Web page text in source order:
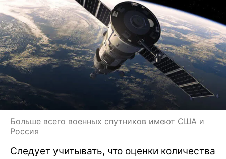
Больше всего военных спутников имеют США и
Россия
Следует учитывать, что оценки количества